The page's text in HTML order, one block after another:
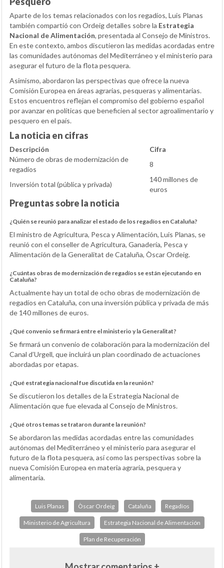
Aparte de los temas relacionados con los regadíos, Luis Planas
también compartió con Ordeig detalles sobre la Estrategia
Nacional de Alimentación, presentada al Consejo de Ministros.
En este contexto, ambos discutieron las medidas acordadas entre
las comunidades autónomas del Mediterráneo y el ministerio para
asegurar el futuro de la flota pesquera.
Asimismo, abordaron las perspectivas que ofrece la nueva
Comisión Europea en áreas agrarias, pesqueras y alimentarias.
Estos encuentros reflejan el compromiso del gobierno español
por avanzar en políticas que beneficien al sector agroalimentario y
pesquero en el país.
La noticia en cifras
Descripción
Cifra
Número de obras de modernización de
regadíos
8
Inversión total (pública y privada)
140 millones de
euros
Preguntas sobre la noticia
¿Quién se reunió para analizar el estado de los regadíos en Cataluña?
El ministro de Agricultura, Pesca y Alimentación, Luis Planas, se
reunió con el conseller de Agricultura, Ganadería, Pesca y
Alimentación de la Generalitat de Cataluña, Òscar Ordeig.
¿Cuántas obras de modernización de regadíos se están ejecutando en
Cataluña?
Actualmente hay un total de ocho obras de modernización de
regadíos en Cataluña, con una inversión pública y privada de más
de 140 millones de euros.
¿Qué convenio se firmará entre el ministerio y la Generalitat?
Se firmará un convenio de colaboración para la modernización del
Canal d’Urgell, que incluirá un plan coordinado de actuaciones
abordadas por etapas.
¿Qué estrategia nacional fue discutida en la reunión?
Se discutieron los detalles de la Estrategia Nacional de
Alimentación que fue elevada al Consejo de Ministros.
¿Qué otros temas se trataron durante la reunión?
Se abordaron las medidas acordadas entre las comunidades
autónomas del Mediterráneo y el ministerio para asegurar el
futuro de la flota pesquera, así como las perspectivas sobre la
nueva Comisión Europea en materia agraria, pesquera y
alimentaria.
Luis Planas Òscar Ordeig Cataluña Regadíos
Ministerio de Agricultura Estrategia Nacional de Alimentación
Plan de Recuperación